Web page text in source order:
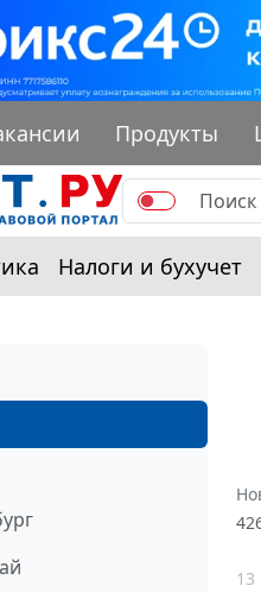
Продукты
Налоги и бухучет
13